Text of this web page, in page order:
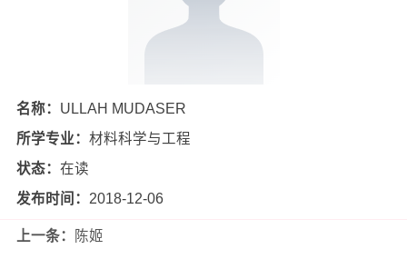
名称： ULLAH MUDASER
所学专业： 材料科学与工程
状态： 在读
发布时间： 2018-12-06
上一条： 陈姬